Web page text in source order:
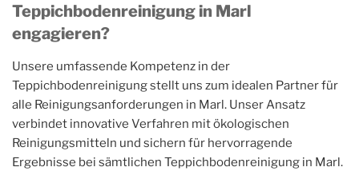
Teppichbodenreinigung in Marl
engagieren?
Unsere umfassende Kompetenz in der
Teppichbodenreinigung stellt uns zum idealen Partner für
alle Reinigungsanforderungen in Marl. Unser Ansatz
verbindet innovative Verfahren mit ökologischen
Reinigungsmitteln und sichern für hervorragende
Ergebnisse bei sämtlichen Teppichbodenreinigung in Marl.